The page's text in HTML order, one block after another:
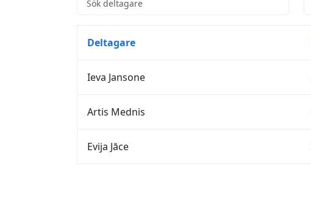
Deltagare
Ieva Jansone
Artis Mednis
Evija Jāce